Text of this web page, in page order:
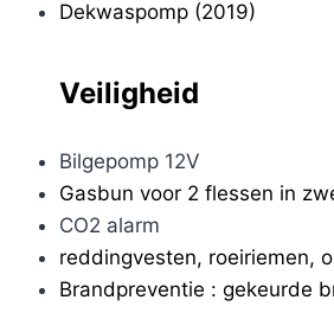
Dekwaspomp (2019)
Veiligheid
Bilgepomp 12V
Gasbun voor 2 flessen in
CO2 alarm
reddingvesten, roeiriemen,
Brandpreventie : gekeurde